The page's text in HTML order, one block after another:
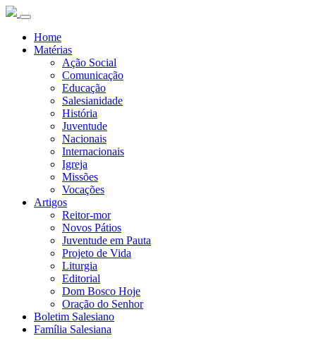
Home
Matérias
Ação Social
Comunicação
Educação
Salesianidade
História
Juventude
Nacionais
Internacionais
Igreja
Missões
Vocações
Artigos
Reitor-mor
Novos Pátios
Juventude em Pauta
Projeto de Vida
Liturgia
Editorial
Dom Bosco Hoje
Oração do Senhor
Boletim Salesiano
Família Salesiana